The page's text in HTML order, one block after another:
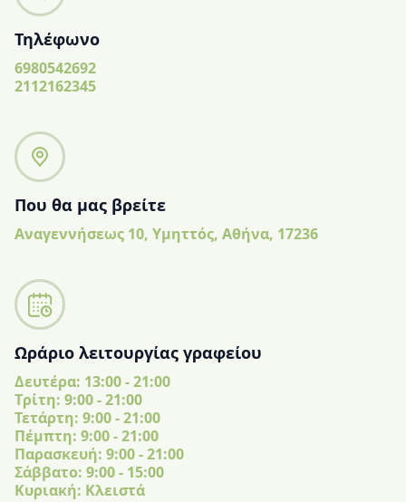
Τηλέφωνο
6980542692
2112162345
Που θα μας βρείτε
Αναγεννήσεως 10, Υμηττός, Αθήνα, 17236
Ωράριο λειτουργίας γραφείου
Δευτέρα: 13:00 - 21:00
Tρίτη: 9:00 - 21:00
Τετάρτη: 9:00 - 21:00
Πέμπτη: 9:00 - 21:00
Παρασκευή: 9:00 - 21:00
Σάββατο: 9:00 - 15:00
Κυριακή: Κλειστά